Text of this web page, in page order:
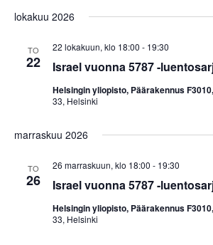
päivä.
lokakuu 2026
TO
22 Israel vuonna 5787 -
22 lokakuun, klo 18:00 - 19:30
Helsingin yliopisto, Päärakennus
33, Helsinki
marraskuu 2026
TO
26 Israel vuonna 5787 -
26 marraskuun, klo 18:00 - 19:30
Helsingin yliopisto, Päärakennus
33, Helsinki